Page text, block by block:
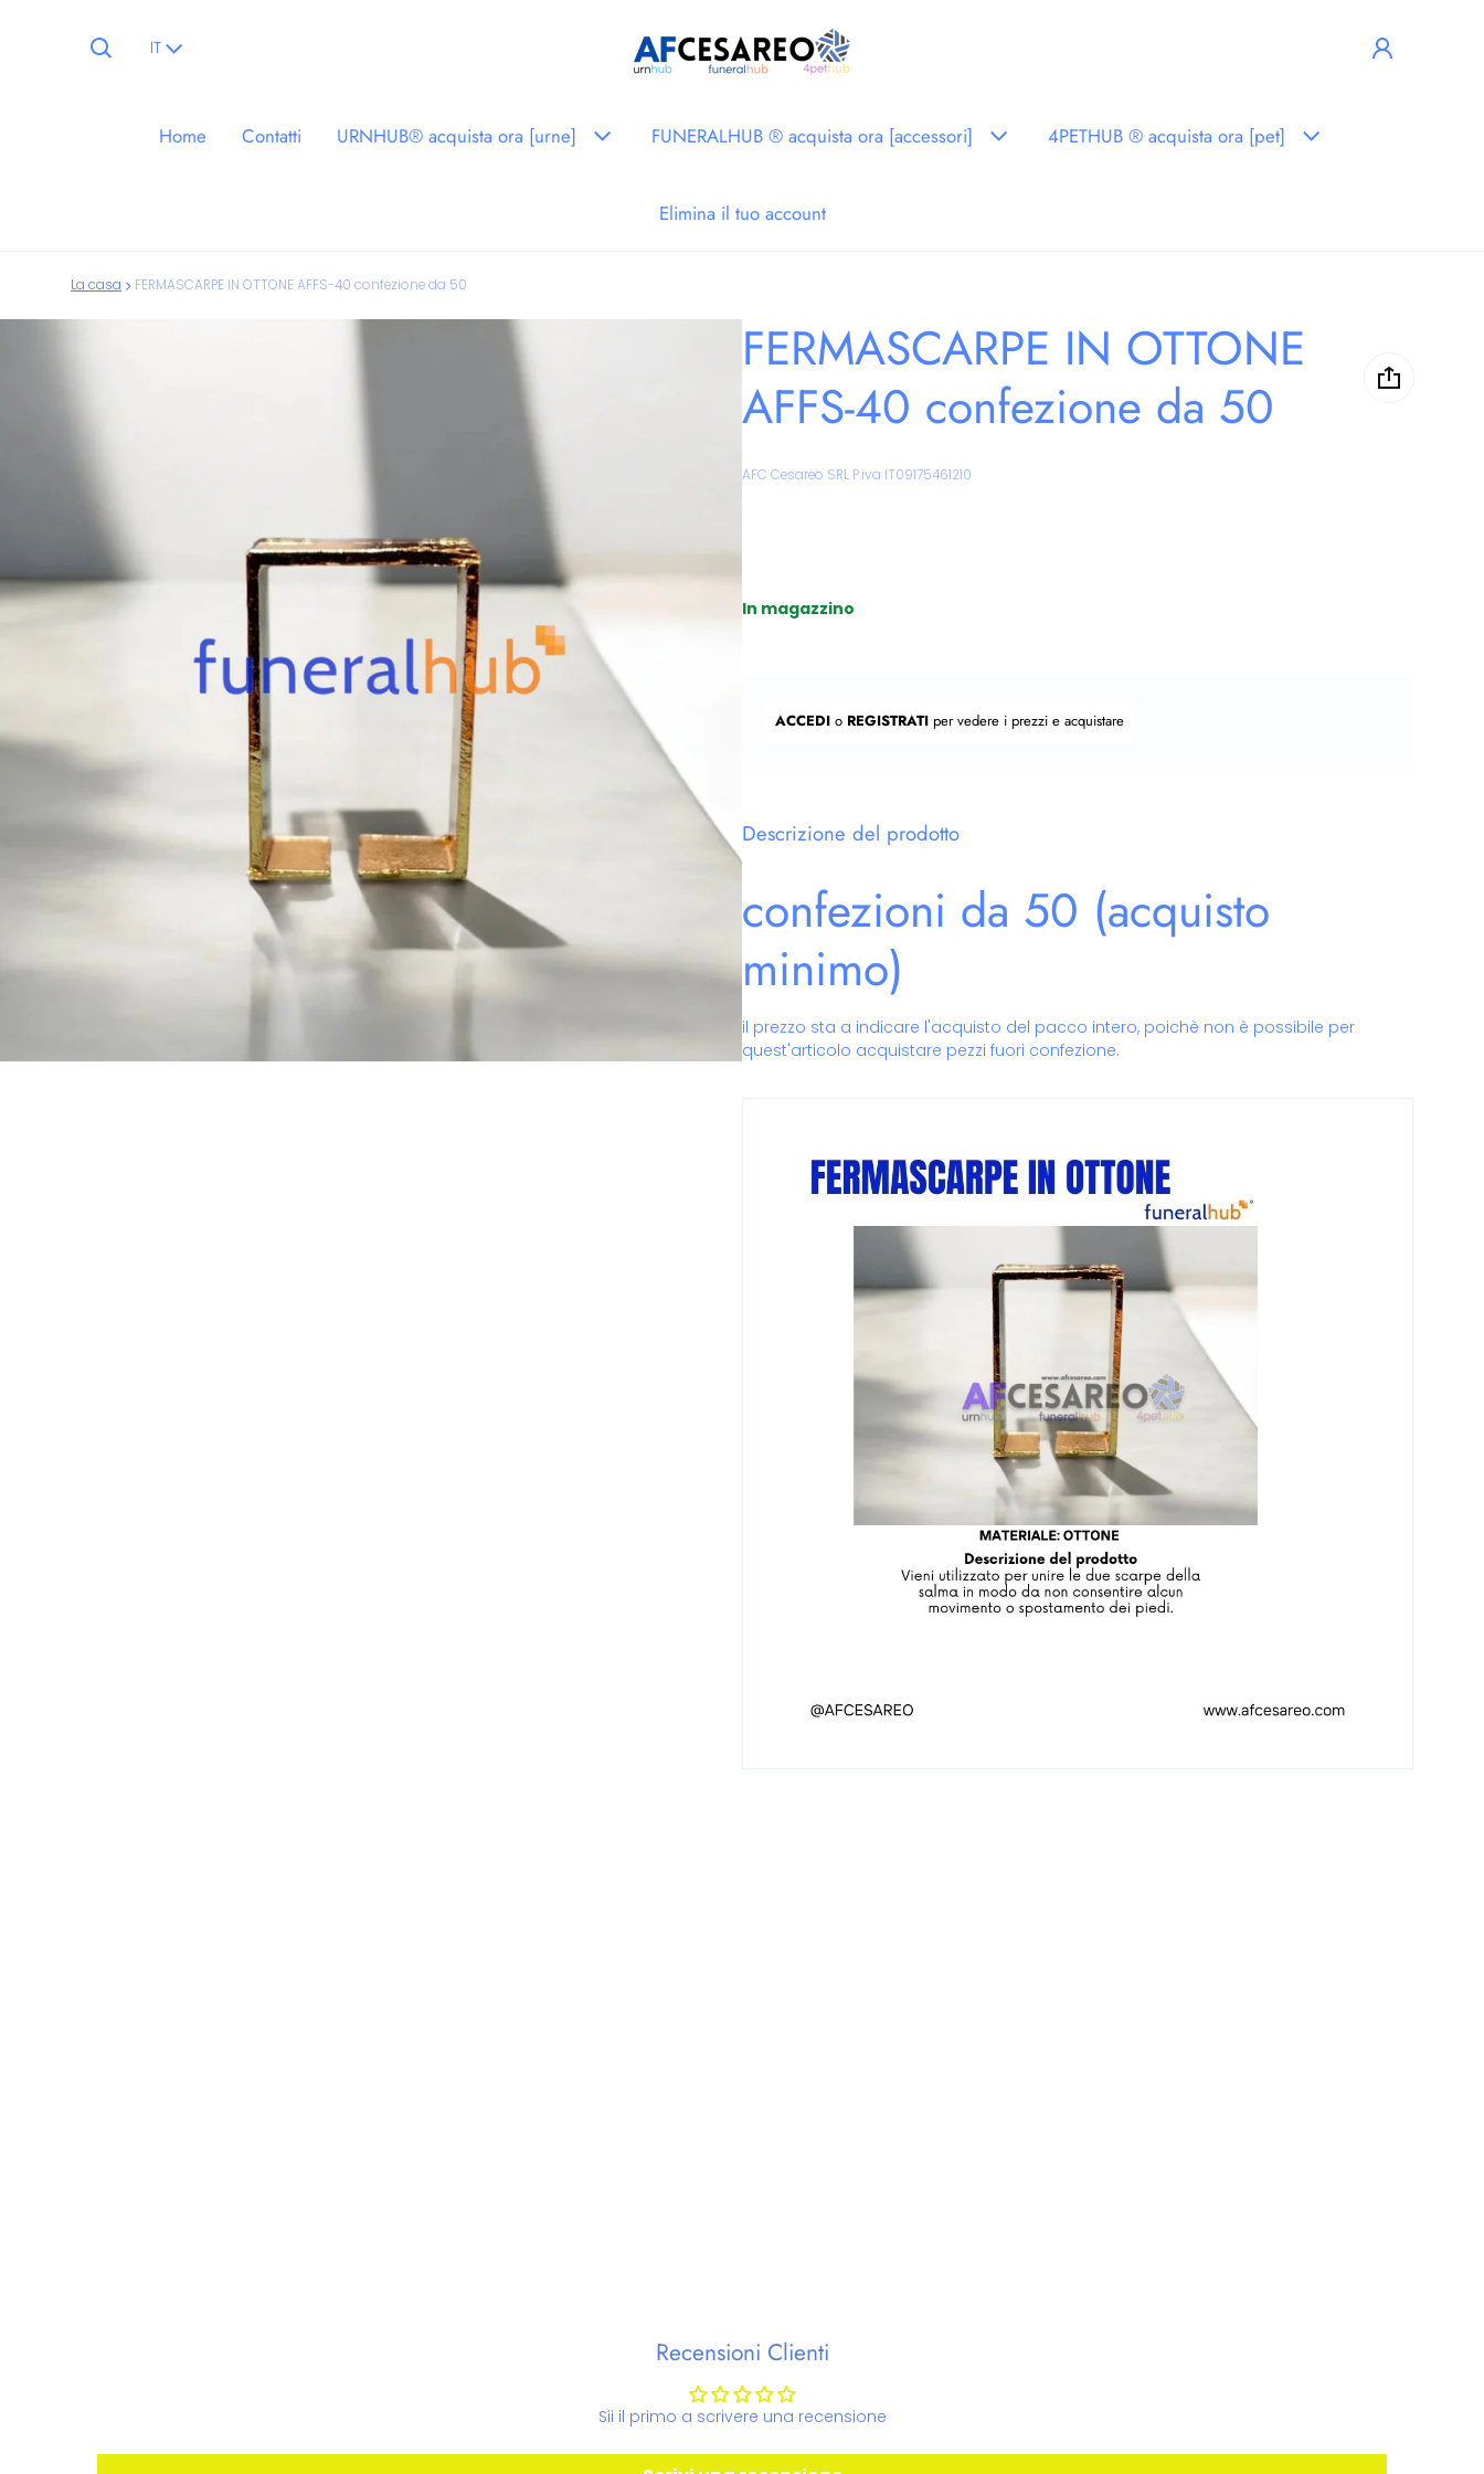
Lingua
IT
Home Contatti URNHUB® acquista ora [urne] FUNERALHUB ® acquista ora [accessori] 4PETHUB ® acquista ora [pet]
Elimina il tuo account
La casa FERMASCARPE IN OTTONE AFFS-40 confezione da 50
sui prodotti
FERMASCARPE IN OTTONE
AFFS-40 confezione da 50
Venditore:
AFC Cesareo SRL P.iva IT09175461210
In magazzino
ACCEDI o REGISTRATI per vedere i prezzi e acquistare
Descrizione del prodotto
confezioni da 50 (acquisto
minimo)
il prezzo sta a indicare l'acquisto del pacco intero, poichè non è possibile per
quest'articolo acquistare pezzi fuori confezione.
Recensioni Clienti
Sii il primo a scrivere una recensione